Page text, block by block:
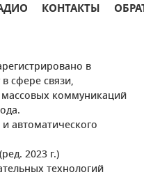
КОНТАКТЫ
в
сфере связи,
коммуникаций
автоматического
2023 г.)
технологий